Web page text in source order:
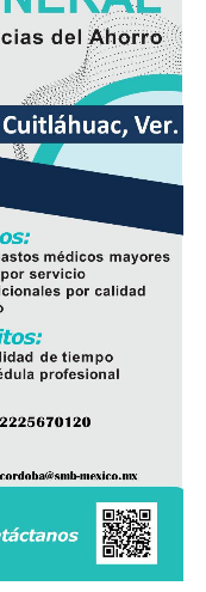
de conducción, la
y materiales de
una mejor
afectaciones
buscan
en las
al agua potable
años enfrentaron